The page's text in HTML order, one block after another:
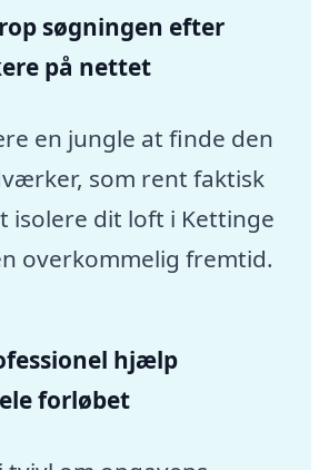
søgningen efter
på nettet
en jungle at finde den
som rent faktisk
isolere dit loft i Kettinge
overkommelig fremtid.
hjælp
forløbet